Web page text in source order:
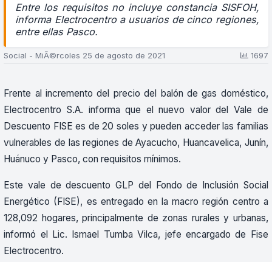
Entre los requisitos no incluye constancia SISFOH,
informa Electrocentro a usuarios de cinco regiones,
entre ellas Pasco.
Social - MiÃ©rcoles 25 de agosto de 2021 1697
Frente al incremento del precio del balón de gas doméstico,
Electrocentro S.A. informa que el nuevo valor del Vale de
Descuento FISE es de 20 soles y pueden acceder las familias
vulnerables de las regiones de Ayacucho, Huancavelica, Junín,
Huánuco y Pasco, con requisitos mínimos.
Este vale de descuento GLP del Fondo de Inclusión Social
Energético (FISE), es entregado en la macro región centro a
128,092 hogares, principalmente de zonas rurales y urbanas,
informó el Lic. Ismael Tumba Vilca, jefe encargado de Fise
Electrocentro.